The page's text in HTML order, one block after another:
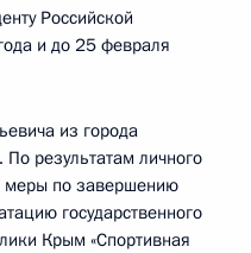
Российской
и до 25 февраля
из города
результатам личного
меры по завершению
государственного
Крым «Спортивная